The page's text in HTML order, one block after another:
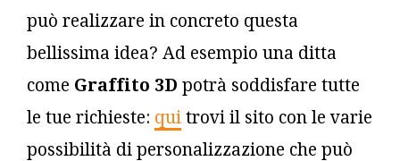
può realizzare in concreto questa
bellissima idea? Ad esempio una ditta
come Graffito 3D potrà soddisfare tutte
le tue richieste: qui trovi il sito con le varie
possibilità di personalizzazione che può